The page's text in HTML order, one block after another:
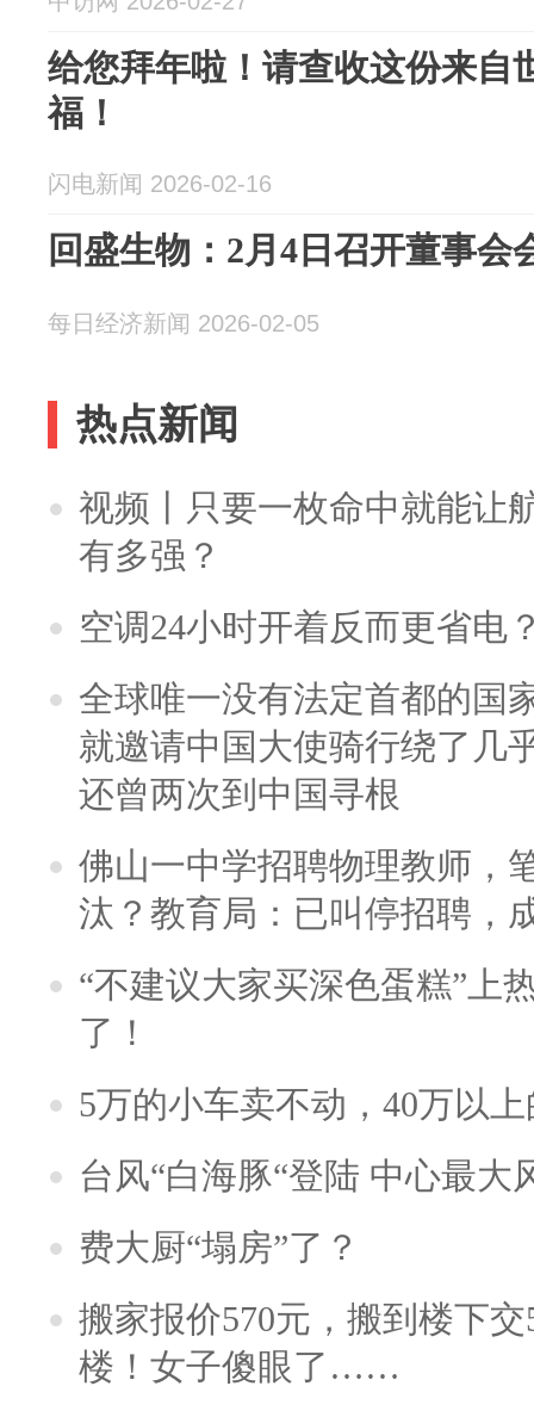
给您拜年啦！请查收这份来自
福！
闪电新闻 2026-02-16
回盛生物：2月4日召开董事会
每日经济新闻 2026-02-05
热点新闻
视频丨只要一枚命中就能让
有多强？
空调24小时开着反而更省电
全球唯一没有法定首都的国
就邀请中国大使骑行绕了几
还曾两次到中国寻根
佛山一中学招聘物理教师，
汰？教育局：已叫停招聘，
“不建议大家买深色蛋糕”上
了！
5万的小车卖不动，40万以
台风“白海豚“登陆 中心最大
费大厨“塌房”了？
搬家报价570元，搬到楼下
楼！女子傻眼了……